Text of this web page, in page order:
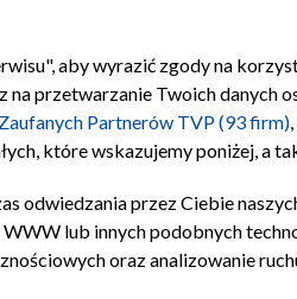
Regulamin TVP Polityka
aby wyrazić zgody na
przetwarzanie Twoich danych
Zaufanych Partnerów TVP (93 firm)
które wskazujemy poniżej, a
odwiedzania przez Ciebie
lub innych podobnych
oraz analizowanie